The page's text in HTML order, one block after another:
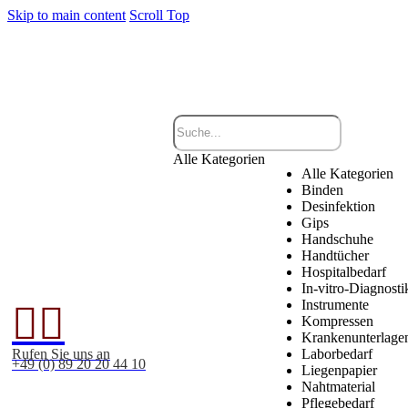
Skip to main content Scroll Top

Rufen Sie uns an
+49 (0) 89 20 20 44 10
Alle Kategorien
Alle Kategorien
Binden
Desinfektion
Gips
Handschuhe
Handtücher
Hospitalbedarf
In-vitro-
Instrumente
Kompressen
Laborbedarf
Liegenpapier
Nahtmaterial
Pflegebedarf